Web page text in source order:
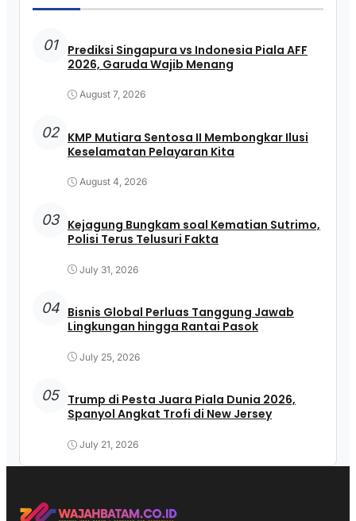
01
Prediksi Singapura vs Indonesia Piala AFF
2026, Garuda Wajib Menang
August 7, 2026
02 KMP Mutiara Sentosa II Membongkar Ilusi
Keselamatan Pelayaran Kita
August 4, 2026
03 Kejagung Bungkam soal Kematian Sutrimo,
Polisi Terus Telusuri Fakta
July 31, 2026
04 Bisnis Global Perluas Tanggung Jawab
Lingkungan hingga Rantai Pasok
July 25, 2026
05 Trump di Pesta Juara Piala Dunia 2026,
Spanyol Angkat Trofi di New Jersey
July 21, 2026